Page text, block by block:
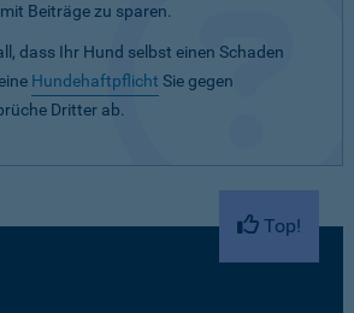
Beiträge zu sparen.
dass Ihr Hund selbst einen Schaden
Hundehaftpflicht Sie gegen
Dritter ab.
Top!